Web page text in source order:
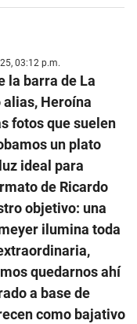
03:12 p.m.
la barra de La
Heroína
fotos que suelen
un plato
ideal para
de Ricardo
objetivo: una
ilumina toda
quedarnos ahí
a base de
como bajativo